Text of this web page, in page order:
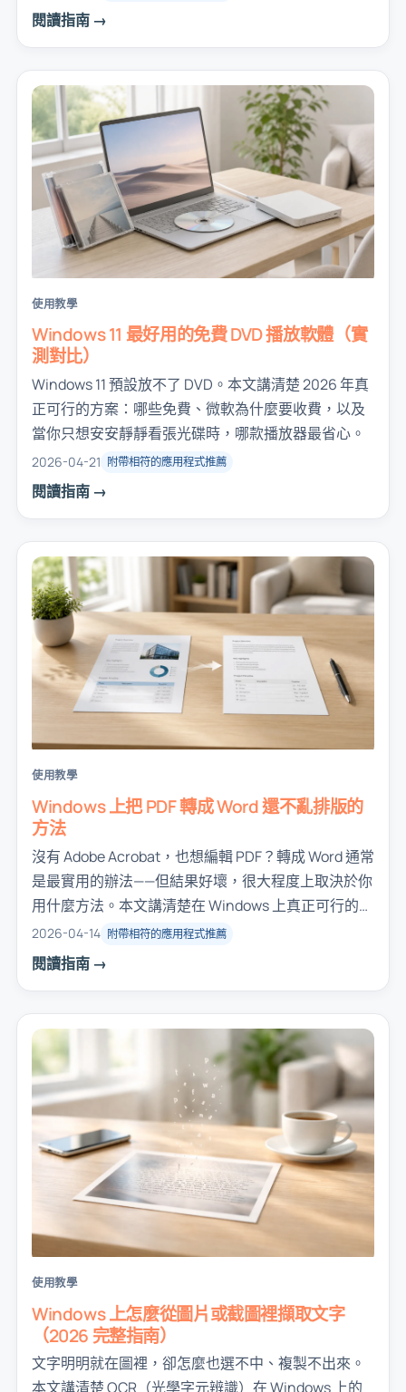
閱讀指南 →
使用教學
Windows 11 最好用的免費 DVD 播放軟體（實
測對比）
Windows 11 預設放不了 DVD。本文講清楚 2026 年真
正可行的方案：哪些免費、微軟為什麼要收費，以及
當你只想安安靜靜看張光碟時，哪款播放器最省心。
2026-04-21 附帶相符的應用程式推薦
閱讀指南 →
使用教學
Windows 上把 PDF 轉成 Word 還不亂排版的
方法
沒有 Adobe Acrobat，也想編輯 PDF？轉成 Word 通常
是最實用的辦法——但結果好壞，很大程度上取決於你
用什麼方法。本文講清楚在 Windows 上真正可行的做
法，以及各自能做到什麼程度。
2026-04-14 附帶相符的應用程式推薦
閱讀指南 →
使用教學
Windows 上怎麼從圖片或截圖裡擷取文字
（2026 完整指南）
文字明明就在圖裡，卻怎麼也選不中、複製不出來。
本文講清楚 OCR（光學字元辨識）在 Windows 上的